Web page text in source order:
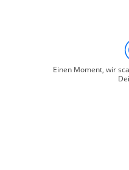
Einen Moment, wir